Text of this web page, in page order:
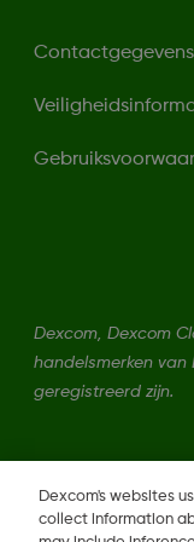
Contactgegevens
Dexcom, Dexcom
handelsmerken van
geregistreerd zijn.
Dexcom's websites
collect information